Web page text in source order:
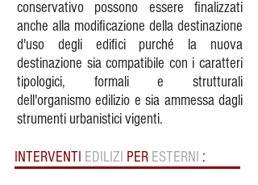
conservativo possono essere finalizzati
anche alla modificazione della destinazione
d'uso degli edifici purché la nuova
destinazione sia compatibile con i caratteri
tipologici, formali e strutturali
dell'organismo edilizio e sia ammessa dagli
strumenti urbanistici vigenti.
INTERVENTI EDILIZI PER ESTERNI :